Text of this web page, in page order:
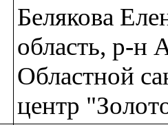
Белякова
область, р-н
Областной
центр